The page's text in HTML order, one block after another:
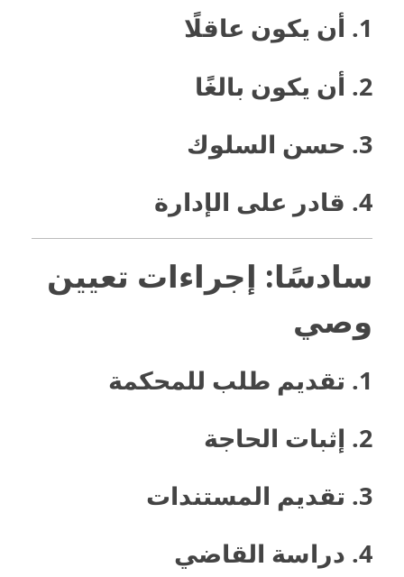
1. أن يكون عاقلًا
2. أن يكون بالغًا
3. حسن السلوك
4. قادر على الإدارة
سادسًا: إجراءات تعيين
وصي
1. تقديم طلب للمحكمة
2. إثبات الحاجة
3. تقديم المستندات
4. دراسة القاضي